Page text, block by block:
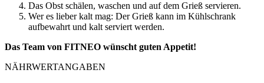
Das Obst schälen, waschen und auf dem Grieß servieren.
Wer es lieber kalt mag: Der Grieß kann im Kühlschrank
aufbewahrt und kalt serviert werden.
Das Team von FITNEO wünscht guten Appetit!
NÄHRWERTANGABEN